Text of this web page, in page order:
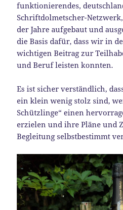
funktionierendes,
Schriftdolmetscher-
der Jahre aufgebaut und
die Basis dafür, dass wir in
wichtigen Beitrag zur
und Beruf leisten konnten.
Es ist sicher verständlich,
ein klein wenig stolz sind,
Schützlinge“ einen
erzielen und ihre Pläne und
Begleitung selbstbestimmt